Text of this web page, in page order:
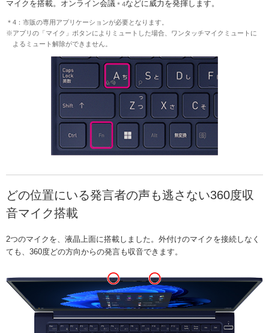
マイクを搭載。オンライン会議 ＊4などに威力を発揮します。
＊4：市販の専用アプリケーションが必要となります。
※アプリの「マイク」ボタンによりミュートした場合、ワンタッチマイクミュートに
よるミュート解除ができません。
どの位置にいる発言者の声も逃さない360度収
音マイク搭載
2つのマイクを、液晶上面に搭載しました。外付けのマイクを接続しなく
ても、360度どの方向からの発言も収音できます。